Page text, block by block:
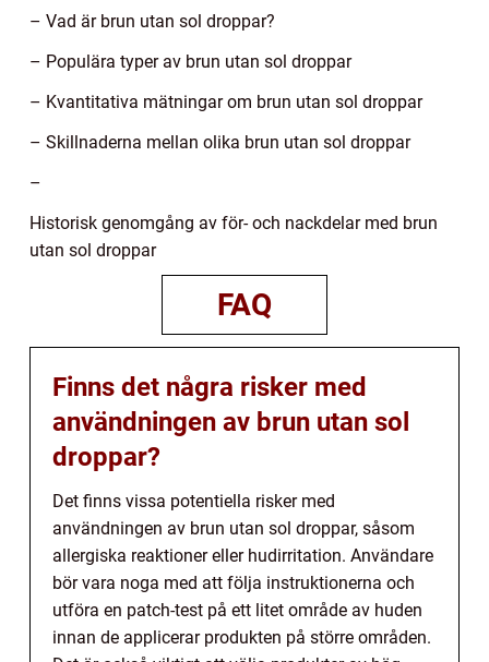
– Vad är brun utan sol droppar?
– Populära typer av brun utan sol droppar
– Kvantitativa mätningar om brun utan sol droppar
– Skillnaderna mellan olika brun utan sol droppar
–
Historisk genomgång av för- och nackdelar med brun
utan sol droppar
FAQ
Finns det några risker med
användningen av brun utan sol
droppar?
Det finns vissa potentiella risker med
användningen av brun utan sol droppar, såsom
allergiska reaktioner eller hudirritation. Användare
bör vara noga med att följa instruktionerna och
utföra en patch-test på ett litet område av huden
innan de applicerar produkten på större områden.